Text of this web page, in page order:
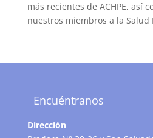
más recientes de ACHPE, así
nuestros miembros a la Salud
Encuéntranos
Dirección